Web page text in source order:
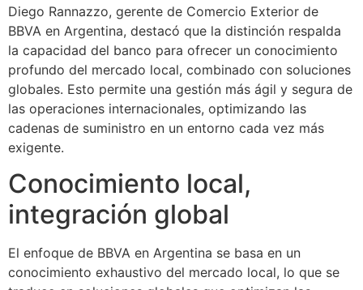
Diego Rannazzo, gerente de Comercio Exterior de
BBVA en Argentina, destacó que la distinción respalda
la capacidad del banco para ofrecer un conocimiento
profundo del mercado local, combinado con soluciones
globales. Esto permite una gestión más ágil y segura de
las operaciones internacionales, optimizando las
cadenas de suministro en un entorno cada vez más
exigente.
Conocimiento local,
integración global
El enfoque de BBVA en Argentina se basa en un
conocimiento exhaustivo del mercado local, lo que se